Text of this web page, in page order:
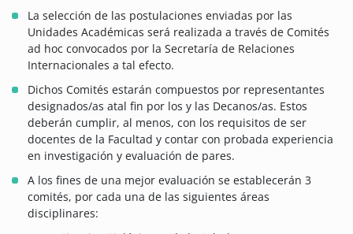
La selección de las postulaciones enviadas por las
Unidades Académicas será realizada a través de Comités
ad hoc convocados por la Secretaría de Relaciones
Internacionales a tal efecto.
Dichos Comités estarán compuestos por representantes
designados/as atal fin por los y las Decanos/as. Estos
deberán cumplir, al menos, con los requisitos de ser
docentes de la Facultad y contar con probada experiencia
en investigación y evaluación de pares.
A los fines de una mejor evaluación se establecerán 3
comités, por cada una de las siguientes áreas
disciplinares: